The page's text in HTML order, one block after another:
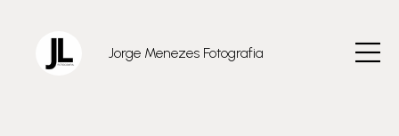
Jorge Menezes Fotografia